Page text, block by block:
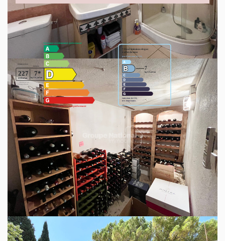
Diagnostics énergétiques
Montant estimé des dépenses annuelles d'énergie
pour un usage standard entre 2450€ et 3370€.
indexées aux années 2021,2022 et 2023 (abonnement
compris).
Ce bien est soumis à un diagnostic ERP
(État des Risques et Pollutions). Pour en
savoir plus, rendez-vous sur
https://www.georisques.gouv.fr/